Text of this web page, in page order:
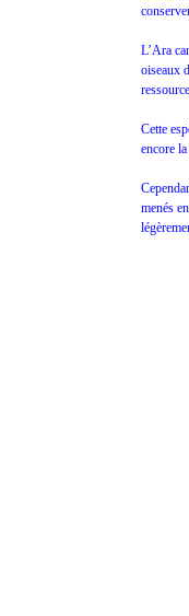
L’Ara
oiseaux
Cette
encore
menés